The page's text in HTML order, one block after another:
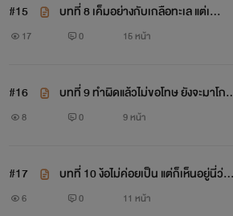
#15
บทที่ 8 เค็มอย่างกับเกลือทะเล แต่เ
อ...ทำไมคุณยอมจ่าย
17 0 15 หน้า
#16
บทที่ 9 ทำผิดแล้วไม่ขอโทษ ยังจะมาโกร
ธกลับอีก
8 0 9 หน้า
#17
บทที่ 10 ง้อไม่ค่อยเป็น แต่ก็เห็นอยู่นี่ว่า
กำลังง้อ
6 0 11 หน้า